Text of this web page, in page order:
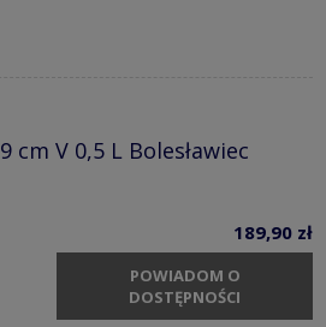
V 0,5 L Bolesławiec
189,90 zł
POWIADOM O
DOSTĘPNOŚCI